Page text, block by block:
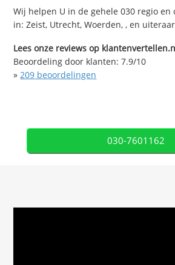
Wij helpen U in de gehele 030 regio en
in: Zeist, Utrecht, Woerden, , en
Lees onze reviews op
Beoordeling door klanten:7.9/10
»209 beoordelingen
030-7601162